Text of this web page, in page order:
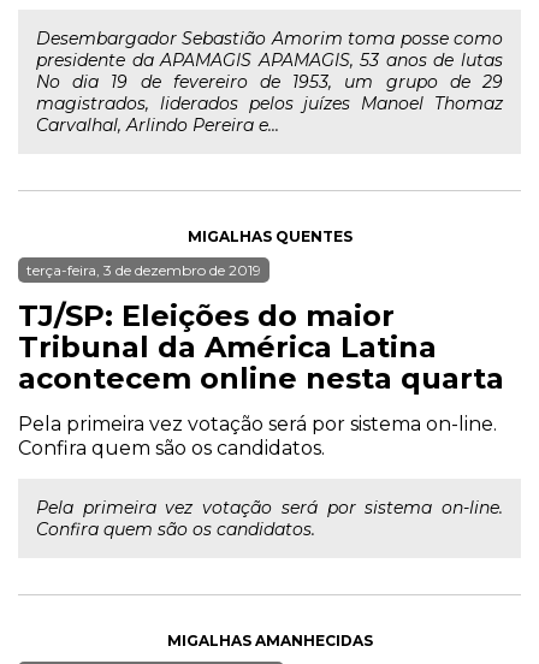
Desembargador Sebastião Amorim toma posse como
presidente da APAMAGIS APAMAGIS, 53 anos de lutas
No dia 19 de fevereiro de 1953, um grupo de 29
magistrados, liderados pelos juízes Manoel Thomaz
Carvalhal, Arlindo Pereira e...
MIGALHAS QUENTES
terça-feira, 3 de dezembro de 2019
TJ/SP: Eleições do maior
Tribunal da América Latina
acontecem online nesta quarta
Pela primeira vez votação será por sistema on-line.
Confira quem são os candidatos.
Pela primeira vez votação será por sistema on-line.
Confira quem são os candidatos.
MIGALHAS AMANHECIDAS